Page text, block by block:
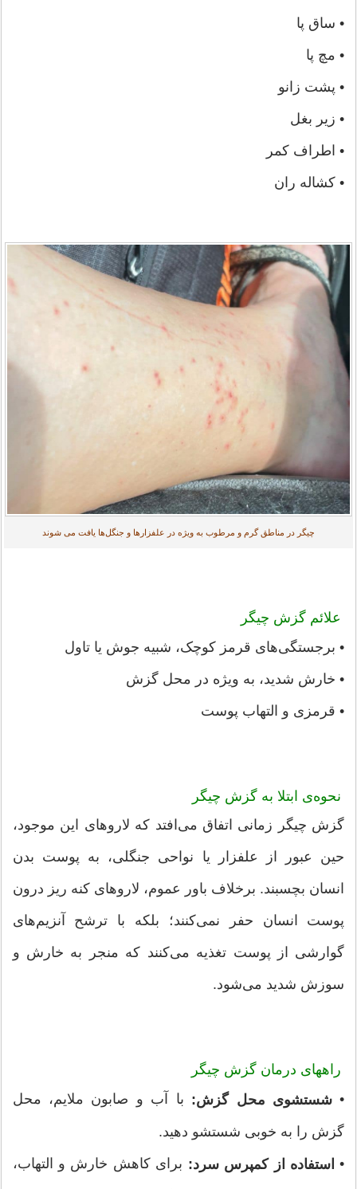
• ساق پا
• مچ پا
• پشت زانو
• زیر بغل
• اطراف کمر
• کشاله ران
چیگر در مناطق گرم و مرطوب به ویژه در علفزارها و جنگل‌ها یافت می شوند
علائم گزش چیگر
• برجستگی‌های قرمز کوچک، شبیه جوش یا تاول
• خارش شدید، به ویژه در محل گزش
• قرمزی و التهاب پوست
نحوه‌ی ابتلا به گزش چیگر
گزش چیگر زمانی اتفاق می‌افتد که لاروهای این موجود،
حین عبور از علفزار یا نواحی جنگلی، به پوست بدن
انسان بچسبند. برخلاف باور عموم، لاروهای کنه ریز درون
پوست انسان حفر نمی‌کنند؛ بلکه با ترشح آنزیم‌های
گوارشی از پوست تغذیه می‌کنند که منجر به خارش و
سوزش شدید می‌شود.
راههای درمان گزش چیگر
•شستشوی محل گزش: با آب و صابون ملایم، محل
گزش را به خوبی شستشو دهید.
•استفاده از کمپرس سرد: برای کاهش خارش و التهاب،